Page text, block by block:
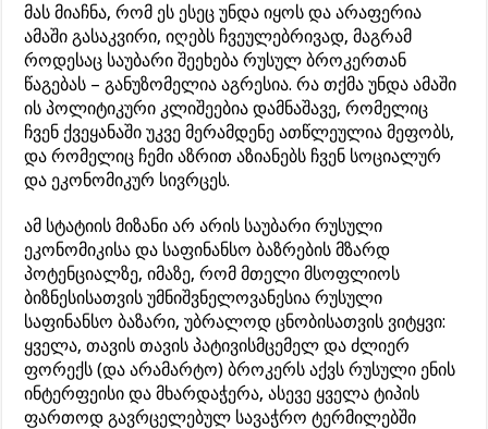
მას მიაჩნა, რომ ეს ესეც უნდა იყოს და არაფერია
ამაში გასაკვირი, იღებს ჩვეულებრივად, მაგრამ
როდესაც საუბარი შეეხება რუსულ ბროკერთან
წაგებას – განუზომელია აგრესია. რა თქმა უნდა ამაში
ის პოლიტიკური კლიშეებია დამნაშავე, რომელიც
ჩვენ ქვეყანაში უკვე მერამდენე ათწლეულია მეფობს,
და რომელიც ჩემი აზრით აზიანებს ჩვენ სოციალურ
და ეკონომიკურ სივრცეს.
ამ სტატიის მიზანი არ არის საუბარი რუსული
ეკონომიკისა და საფინანსო ბაზრების მზარდ
პოტენციალზე, იმაზე, რომ მთელი მსოფლიოს
ბიზნესისათვის უმნიშვნელოვანესია რუსული
საფინანსო ბაზარი, უბრალოდ ცნობისათვის ვიტყვი:
ყველა, თავის თავის პატივისმცემელ და ძლიერ
ფორექს (და არამარტო) ბროკერს აქვს რუსული ენის
ინტერფეისი და მხარდაჭერა, ასევე ყველა ტიპის
ფართოდ გავრცელებულ სავაჭრო ტერმილებში